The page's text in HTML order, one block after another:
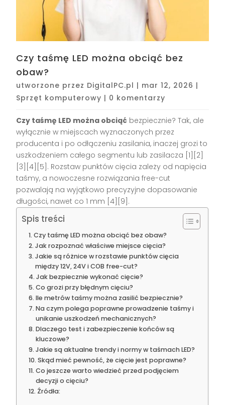
Czy taśmę LED można obciąć bez
obaw?
utworzone przez DigitalPC.pl | mar 12, 2026 |
Sprzęt komputerowy | 0 komentarzy
Czy taśmę LED można obciąć bezpiecznie? Tak, ale
wyłącznie w miejscach wyznaczonych przez
producenta i po odłączeniu zasilania, inaczej grozi to
uszkodzeniem całego segmentu lub zasilacza [1][2]
[3][4][5]. Rozstaw punktów cięcia zależy od napięcia
taśmy, a nowoczesne rozwiązania free-cut
pozwalają na wyjątkowo precyzyjne dopasowanie
długości, nawet co 1 mm [4][9].
Spis treści
Czy taśmę LED można obciąć bez obaw?
Jak rozpoznać właściwe miejsce cięcia?
Jakie są różnice w rozstawie punktów cięcia
między 12V, 24V i COB free-cut?
Jak bezpiecznie wykonać cięcie?
Co grozi przy błędnym cięciu?
Ile metrów taśmy można zasilić bezpiecznie?
Na czym polega poprawne prowadzenie taśmy i
unikanie uszkodzeń mechanicznych?
Dlaczego test i zabezpieczenie końców są
kluczowe?
Jakie są aktualne trendy i normy w taśmach LED?
Skąd mieć pewność, że cięcie jest poprawne?
Co jeszcze warto wiedzieć przed podjęciem
decyzji o cięciu?
Źródła: